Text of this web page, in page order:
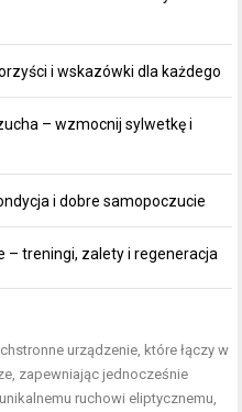
i wskazówki dla każdego
– wzmocnij sylwetkę i
i dobre samopoczucie
– treningi, zalety i regeneracja
urządzenie, które łączy w
zapewniając jednocześnie
ruchowi eliptycznemu,